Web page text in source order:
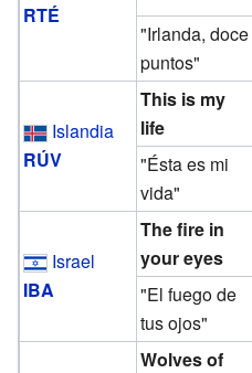
RTÉ
"Irlanda, doce
puntos"
Islandia
RÚV
This is my
life
"Ésta es mi
vida"
Israel
IBA
The fire in
your eyes
"El fuego de
tus ojos"
Wolves of